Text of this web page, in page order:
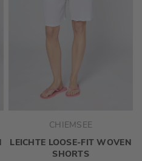
CHIEMSEE
LEICHTE LOOSE-FIT WOVEN
SHORTS